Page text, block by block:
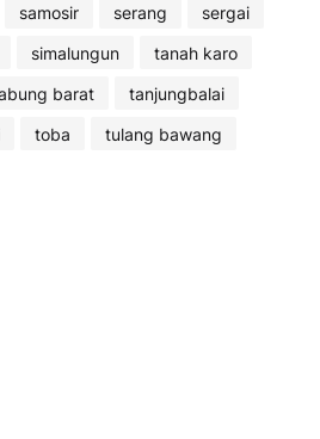
samosir serang
sergai
simalungun
tanah karo
barat
tanjungbalai
toba tulang bawang